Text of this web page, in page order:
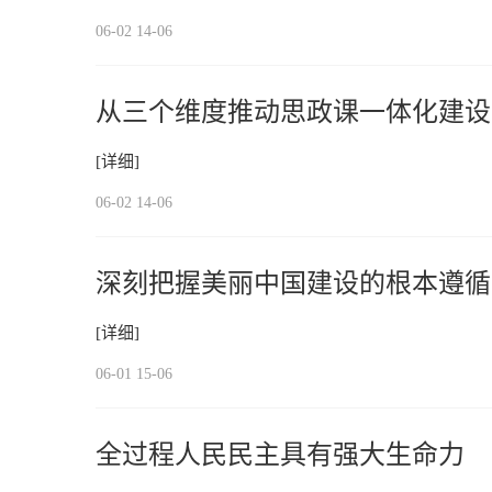
06-02 14-06
从三个维度推动思政课一体化建设
[详细]
06-02 14-06
深刻把握美丽中国建设的根本遵循
[详细]
06-01 15-06
全过程人民民主具有强大生命力